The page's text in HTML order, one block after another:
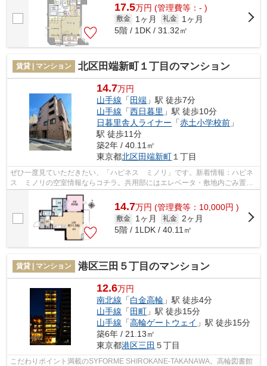
17.5万円 (管理費等：- )
敷金 1ヶ月 礼金
1ヶ月
5階 / 1DK / 31.32㎡
賃貸 | マンション 北区田端新町１丁目のマンション
14.7万円
山手線 「 田端 」駅 徒歩7分
山手線 「西日暮里 」駅 徒歩10分
日暮里舎人ライナー 「赤土小学校前 」
駅 徒歩11分
築2年 / 40.11㎡
東京都北区田端新町 １丁目
ぜひ一度見ていただきたい、「ハピネス ミノリ」です。新着情報：ハピネ
ス ミノリの空室情報ならコチラ。共用部にはエレベータ・敷地内ごみ置き
場など様々な設備やサービスが揃って...
14.7万円 (管理費等：10,000円 )
敷金 1ヶ月 礼金 2ヶ月
5階 / 1LDK / 40.11㎡
賃貸 | マンション 港区三田５丁目のマンション
12.6万円
南北線 「白金高輪 」駅 徒歩4分
山手線 「 田町 」駅 徒歩15分
山手線 「高輪ゲートウェイ 」駅 徒歩15分
築6年 / 21.13㎡
東京都港区三田 ５丁目
こだわりポイント満載のSYFORME SHIROKANE-TAKANAWA。高輪図書館